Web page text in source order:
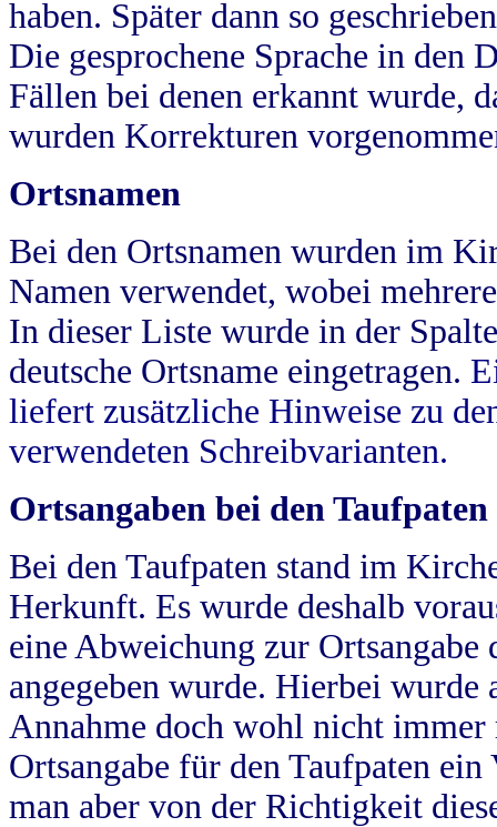
haben. Später dann so
Die gesprochene Sprache in
Fällen bei denen erkannt wurde,
wurden Korrekturen
Ortsnamen
Bei den Ortsnamen wurden im
Namen verwendet, wobei
In dieser Liste wurde in der
deutsche Ortsname eingetragen.
liefert zusätzliche Hinweise zu
verwendeten Schreibvarianten.
Ortsangaben bei den Taufpaten
Bei den Taufpaten stand im
Herkunft. Es wurde deshalb
eine Abweichung zur
angegeben wurde. Hierbei wurde
Annahme doch wohl nicht
Ortsangabe für den Taufpaten
man aber von der Richtigkeit